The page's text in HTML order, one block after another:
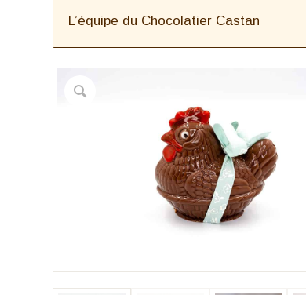
L’équipe du Chocolatier Castan